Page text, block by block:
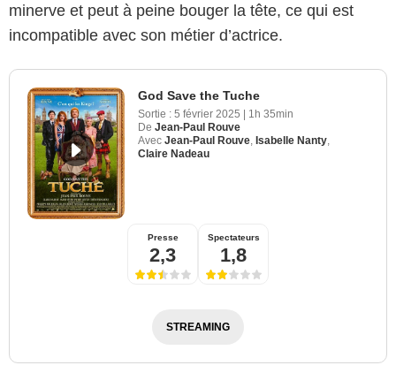
minerve et peut à peine bouger la tête, ce qui est
incompatible avec son métier d’actrice.
God Save the Tuche
Sortie : 5 février 2025 | 1h 35min
De Jean-Paul Rouve
Avec Jean-Paul Rouve Isabelle Nanty
Claire Nadeau
Presse
2,3
Spectateurs
1,8
STREAMING